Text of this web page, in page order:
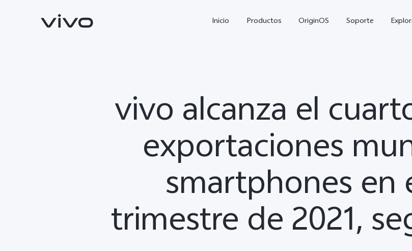
Inicio Productos OriginOS Soporte
X300 Pro
vivo alcanza el
exportaciones
smartphones en
trimestre de 2021,